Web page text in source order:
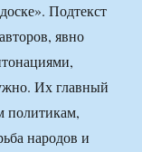
Подтекст
явно
Их главный
политикам,
народов и